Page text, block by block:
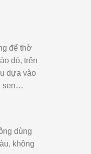
để thờ
đó, trên
dựa vào
sen…
dùng
không